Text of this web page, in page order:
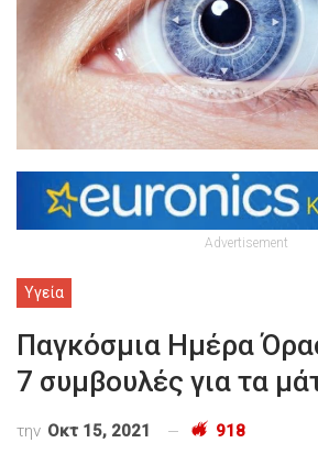
Advertisement
Υγεία
Παγκόσμια Ημέρα
7 συμβουλές για τα
την Οκτ 15, 2021 918